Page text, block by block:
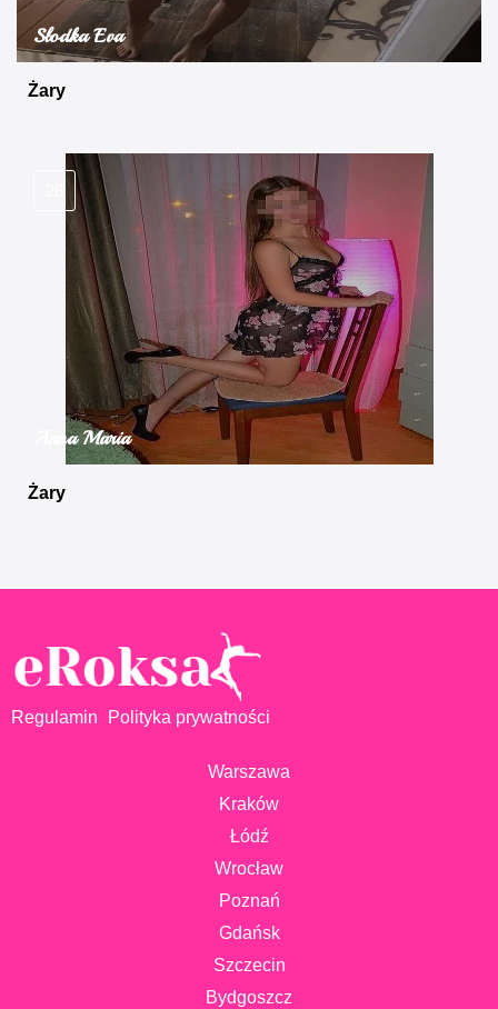
Słodka Eva
Żary
Anna Maria
Żary
Regulamin Polityka prywatności
Warszawa
Kraków
Łódź
Wrocław
Poznań
Gdańsk
Szczecin
Bydgoszcz